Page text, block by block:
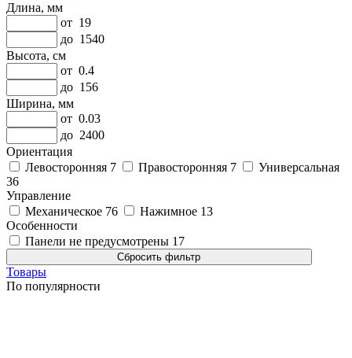
Длина, мм
от 19
до 1540
Высота, см
от 0.4
до 156
Ширина, мм
от 0.03
до 2400
Ориентация
Левосторонняя 7 Правосторонняя 7
Универсальная
36
Управление
Механическое 76 Нажимное 13
Особенности
Панели не предусмотрены 17
Товары
По популярности